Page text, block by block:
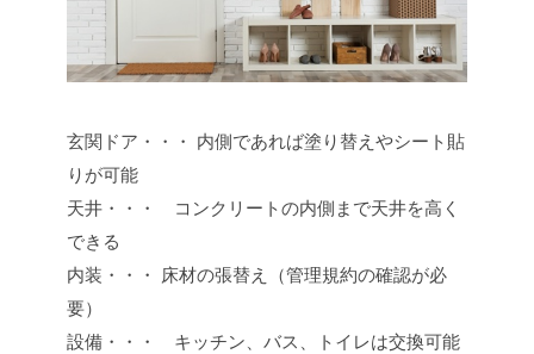
玄関ドア・・・ 内側であれば塗り替えやシート貼
りが可能
天井・・・ コンクリートの内側まで天井を高く
できる
内装・・・ 床材の張替え（管理規約の確認が必
要）
設備・・・ キッチン、バス、トイレは交換可能